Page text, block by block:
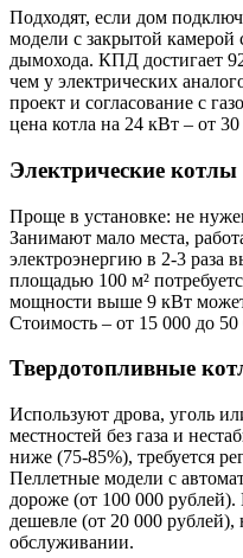
Подходят, если дом
модели с закрытой камерой
дымохода. КПД достигает
чем у электрических
проект и согласование с
цена котла на 24 кВт – от
Электрические котлы
Проще в установке: не
Занимают мало места,
электроэнергию в 2-3 раза
площадью 100 м²
мощности выше 9 кВт может
Стоимость – от 15 000 до 50
Твердотопливные
Используют дрова, уголь
местностей без газа и
ниже (75-85%), требуется
Пеллетные модели с
дороже (от 100 000
дешевле (от 20 000
обслуживании.